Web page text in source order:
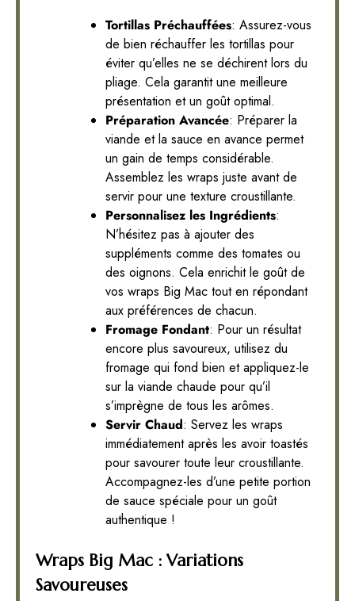
Tortillas Préchauffées: Assurez-vous
de bien réchauffer les tortillas pour
éviter qu’elles ne se déchirent lors du
pliage. Cela garantit une meilleure
présentation et un goût optimal.
Préparation Avancée: Préparer la
viande et la sauce en avance permet
un gain de temps considérable.
Assemblez les wraps juste avant de
servir pour une texture croustillante.
Personnalisez les Ingrédients:
N’hésitez pas à ajouter des
suppléments comme des tomates ou
des oignons. Cela enrichit le goût de
vos wraps Big Mac tout en répondant
aux préférences de chacun.
Fromage Fondant: Pour un résultat
encore plus savoureux, utilisez du
fromage qui fond bien et appliquez-le
sur la viande chaude pour qu’il
s’imprègne de tous les arômes.
Servir Chaud: Servez les wraps
immédiatement après les avoir toastés
pour savourer toute leur croustillante.
Accompagnez-les d’une petite portion
de sauce spéciale pour un goût
authentique !
Wraps Big Mac : Variations
Savoureuses